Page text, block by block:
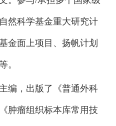
然科学基金重大研究计
金面上项目、扬帆计划
。
编，出版了《普通外科
肿瘤组织标本库常用技